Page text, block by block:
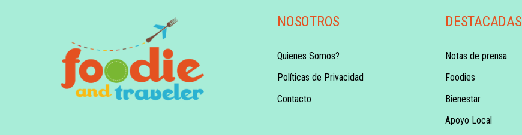
NOSOTROS
Quienes Somos?
Políticas de Privacidad
Contacto
DESTACADAS
Notas de prensa
Foodies
Bienestar
Apoyo Local